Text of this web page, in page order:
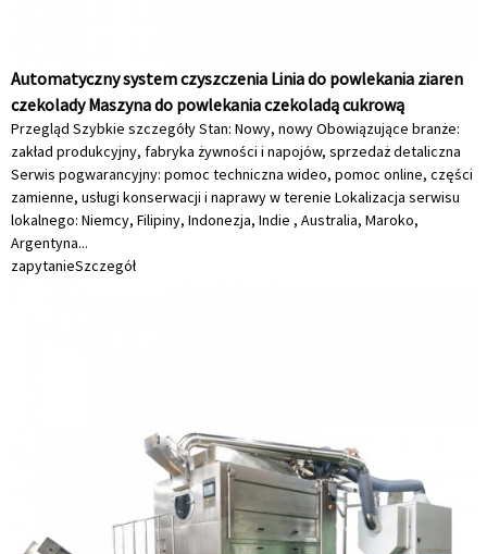
Automatyczny system czyszczenia Linia do powlekania ziaren
czekolady Maszyna do powlekania czekoladą cukrową
Przegląd Szybkie szczegóły Stan: Nowy, nowy Obowiązujące branże:
zakład produkcyjny, fabryka żywności i napojów, sprzedaż detaliczna
Serwis pogwarancyjny: pomoc techniczna wideo, pomoc online, części
zamienne, usługi konserwacji i naprawy w terenie Lokalizacja serwisu
lokalnego: Niemcy, Filipiny, Indonezja, Indie , Australia, Maroko,
Argentyna...
zapytanieSzczegół